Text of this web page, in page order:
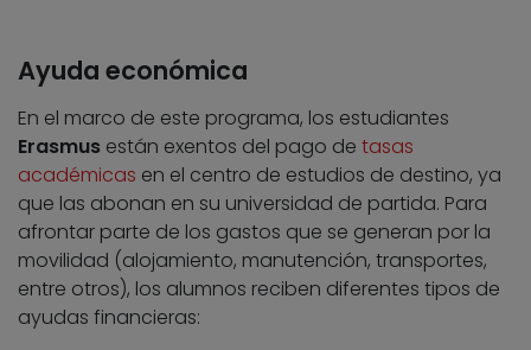
Ayuda económica
En el marco de este programa, los estudiantes
Erasmus están exentos del pago de tasas
académicas en el centro de estudios de destino, ya
que las abonan en su universidad de partida. Para
afrontar parte de los gastos que se generan por la
movilidad (alojamiento, manutención, transportes,
entre otros), los alumnos reciben diferentes tipos de
ayudas financieras: